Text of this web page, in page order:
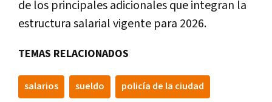
de los principales adicionales que integran la
estructura salarial vigente para 2026.
TEMAS RELACIONADOS
salarios sueldo policía de la ciudad